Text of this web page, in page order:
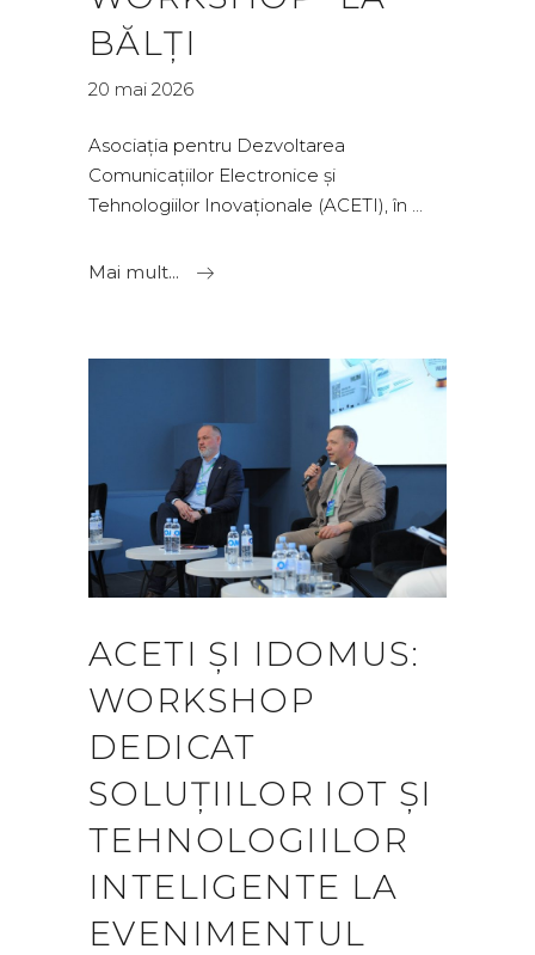
BĂLȚI
20 mai 2026
Asociația pentru Dezvoltarea
Comunicațiilor Electronice și
Tehnologiilor Inovaționale (ACETI), în
Mai mult...
ACETI ȘI IDOMUS:
WORKSHOP
DEDICAT
SOLUȚIILOR IOT ȘI
TEHNOLOGIILOR
INTELIGENTE LA
EVENIMENTUL